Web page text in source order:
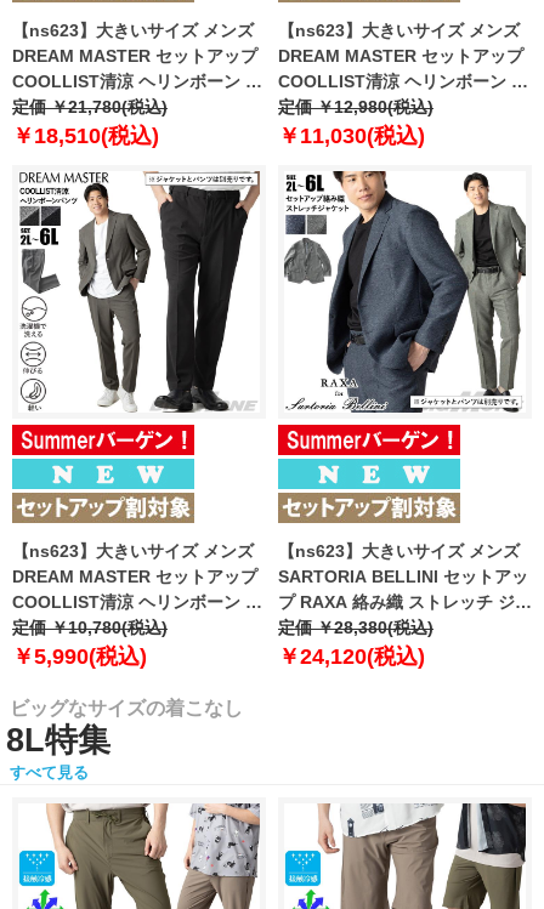
【ns623】大きいサイズ メンズ
DREAM MASTER セットアップ
COOLLIST清涼 ヘリンボーン ス
トレッチ ジャケット 軽量 ウォッ
シャブル スマリラ 春夏新作
定価 ￥21,780(税込)
￥18,510(税込)
【ns623】大きいサイズ メンズ
DREAM MASTER セットアップ
COOLLIST清涼 ヘリンボーン ス
トレッチ ノーカラー ジャケット
軽量 ウォッシャブル スマリラ 春
定価 ￥12,980(税込)
￥11,030(税込)
【ns623】大きいサイズ メンズ
DREAM MASTER セットアップ
COOLLIST清涼 ヘリンボーン ス
トレッチ パンツ 軽量 ウォッシャ
ブル スマリラ 春夏新作
定価 ￥10,780(税込)
￥5,990(税込)
【ns623】大きいサイズ メンズ
SARTORIA BELLINI セットアッ
プ RAXA 絡み織 ストレッチ ジャ
ケット 春夏新作 tzjk-33b
【fre】
定価 ￥28,380(税込)
￥24,120(税込)
ビッグなサイズの着こなし
8L特集
すべて見る